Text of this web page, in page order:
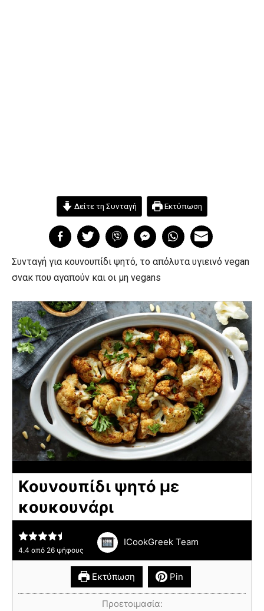
Δείτε τη Συνταγή Εκτύπωση
Συνταγή για κουνουπίδι ψητό, το απόλυτα υγιεινό vegan
σνακ που αγαπούν και οι μη vegans
Κουνουπίδι ψητό με
κουκουνάρι
4.4 από 26 ψήφους
ICookGreek Team
Εκτύπωση Pin
Προετοιμασία: